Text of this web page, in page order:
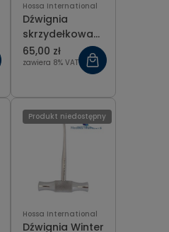
Hossa International
Dźwignia
skrzydełkowa
Winged prosta
4 mm
65,00 zł
zawiera 8% VAT
Hossa International
Dźwignia Winter
Produkt niedostępny